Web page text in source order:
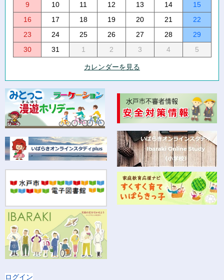
9
10 11 12 13 14
15
16
17 18 19 20 21
22
23
24 25 26 27 28
29
30
31 1 2 3 4 5
カレンダーを見る
ログイン